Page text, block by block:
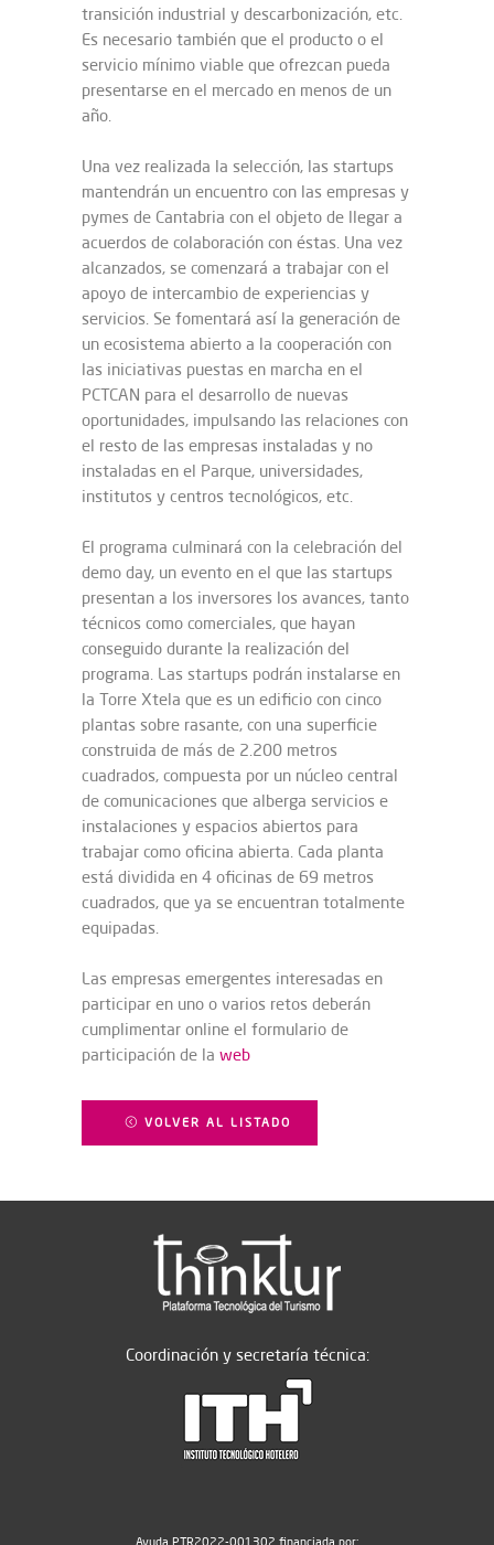
transición industrial y descarbonización, etc.
Es necesario también que el producto o el
servicio mínimo viable que ofrezcan pueda
presentarse en el mercado en menos de un
año.
Una vez realizada la selección, las startups
mantendrán un encuentro con las empresas y
pymes de Cantabria con el objeto de llegar a
acuerdos de colaboración con éstas. Una vez
alcanzados, se comenzará a trabajar con el
apoyo de intercambio de experiencias y
servicios. Se fomentará así la generación de
un ecosistema abierto a la cooperación con
las iniciativas puestas en marcha en el
PCTCAN para el desarrollo de nuevas
oportunidades, impulsando las relaciones con
el resto de las empresas instaladas y no
instaladas en el Parque, universidades,
institutos y centros tecnológicos, etc.
El programa culminará con la celebración del
demo day, un evento en el que las startups
presentan a los inversores los avances, tanto
técnicos como comerciales, que hayan
conseguido durante la realización del
programa. Las startups podrán instalarse en
la Torre Xtela que es un edificio con cinco
plantas sobre rasante, con una superficie
construida de más de 2.200 metros
cuadrados, compuesta por un núcleo central
de comunicaciones que alberga servicios e
instalaciones y espacios abiertos para
trabajar como oficina abierta. Cada planta
está dividida en 4 oficinas de 69 metros
cuadrados, que ya se encuentran totalmente
equipadas.
Las empresas emergentes interesadas en
participar en uno o varios retos deberán
cumplimentar online el formulario de
participación de la web
VOLVER AL LISTADO
Coordinación y secretaría técnica:
Ayuda PTR2022-001302 financiada por: